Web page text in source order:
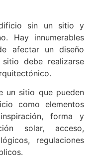
sin un sitio y
Hay innumerables
afectar un diseño
debe realizarse
un sitio que pueden
como elementos
forma y
solar, acceso,
regulaciones